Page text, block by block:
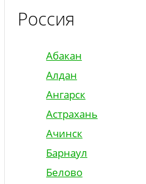
Россия
Абакан
Алдан
Ангарск
Астрахань
Ачинск
Барнаул
Белово